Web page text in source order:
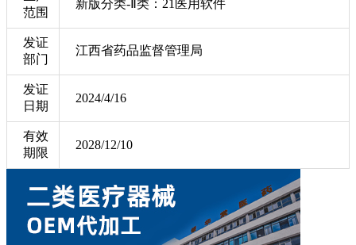
范围
新版分类-Ⅱ类：21医用软件
发证
部门
江西省药品监督管理局
发证
日期
2024/4/16
有效
期限
2028/12/10